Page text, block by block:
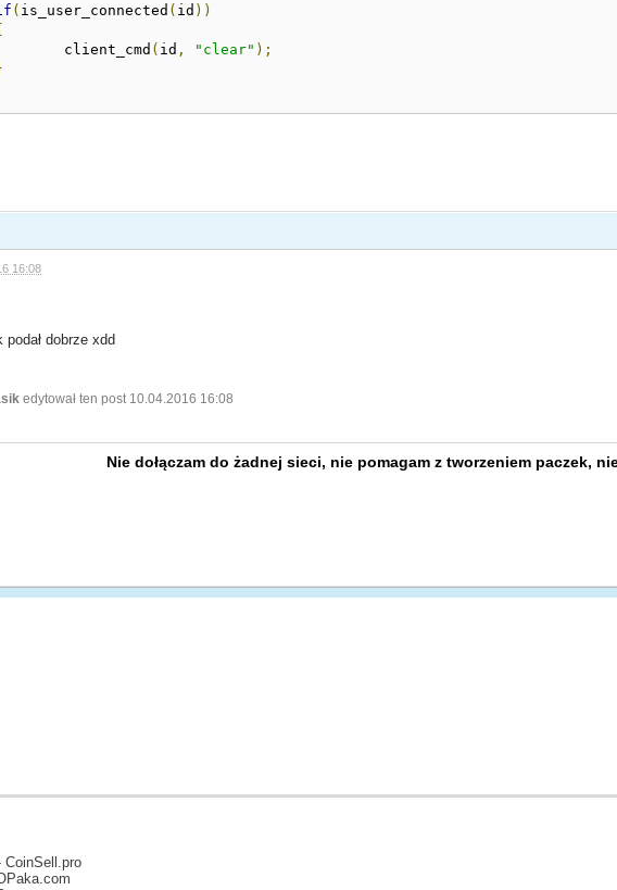
( is_user_connected ( id ))
		client_cmd
( id , "clear" );
16:08
dobrze xdd
edytował ten post 10.04.2016 16:08
Nie dołączam do żadnej sieci, nie pomagam z tworzeniem paczek,